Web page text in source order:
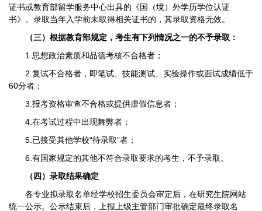
证书或教育部留学服务中心出具的《国（境）外学历学位认证
书》。录取当年入学前未取得相关证书的，其录取资格无效。
（三）根据教育部规定，考生有下列情况之一的不予录取：
1.思想政治素质和品德考核不合格者；
2.复试不合格者，即笔试、技能测试、实验操作或面试成绩低于
60分者；
3.报考资格审查不合格或提供虚假信息者；
4.在考试过程中出现舞弊者；
5.已接受其他学校“待录取”者；
6.有国家规定的其他不符合录取要求的考生，不予录取。
（四）录取结果确定
各专业拟录取名单经学校招生委员会审定后，在研究生院网站
统一公示。公示结束后，上报上级主管部门审批确定最终录取名